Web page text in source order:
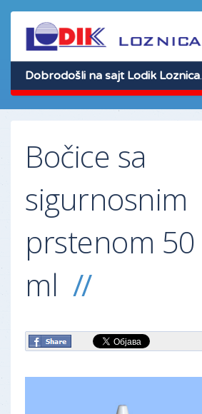
Dobrodošli na sajt Lodik Loznica.
Bočice sa
sigurnosnim
prstenom
ml